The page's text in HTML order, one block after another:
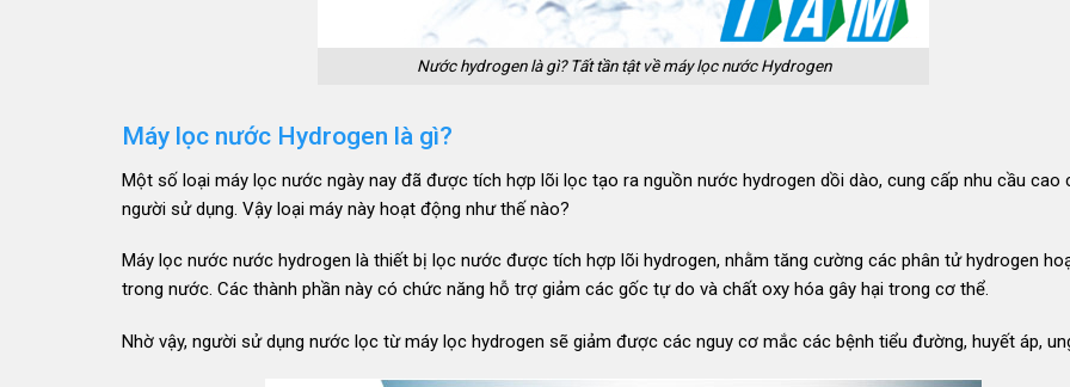
Nước hydrogen là gì? Tất tần tật về máy lọc nước Hydrogen
Máy lọc nước Hydrogen là gì?
Một số loại máy lọc nước ngày nay đã được tích hợp lõi lọc tạo ra nguồn nước hydrogen dồi dào, cung cấp nhu cầu cao
người sử dụng. Vậy loại máy này hoạt động như thế nào?
Máy lọc nước nước hydrogen là thiết bị lọc nước được tích hợp lõi hydrogen, nhằm tăng cường các phân tử hydrogen
trong nước. Các thành phần này có chức năng hỗ trợ giảm các gốc tự do và chất oxy hóa gây hại trong cơ thể.
Nhờ vậy, người sử dụng nước lọc từ máy lọc hydrogen sẽ giảm được các nguy cơ mắc các bệnh tiểu đường, huyết áp,